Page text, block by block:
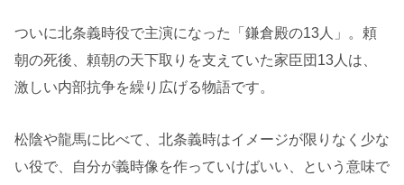
ついに北条義時役で主演になった「鎌倉殿の13人」。頼
朝の死後、頼朝の天下取りを支えていた家臣団13人は、
激しい内部抗争を繰り広げる物語です。
松陰や龍馬に比べて、北条義時はイメージが限りなく少な
い役で、自分が義時像を作っていけばいい、という意味で